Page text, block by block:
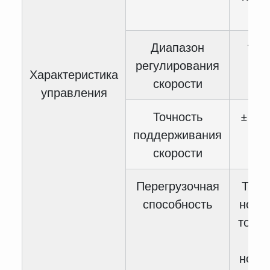
Характеристика
управления
Диапазон
регулирования
скорости
Точность
поддерживания
скорости
±
Перегрузочная
способность
Тип
тока